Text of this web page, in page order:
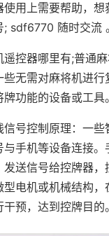
使用上需要帮助，想
sdf6770 随时交流 。
遥控器哪里有;普通
些无需对麻将机进行
功能的设备或工具。
信号控制原理：一些
与手机等设备连接
发送信号给控牌器，
电机或机械结构，
预，达到控牌目的。